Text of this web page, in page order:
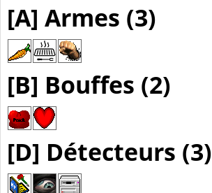
[A] Armes (3)
[B] Bouffes (2)
[D] Détecteurs (3)